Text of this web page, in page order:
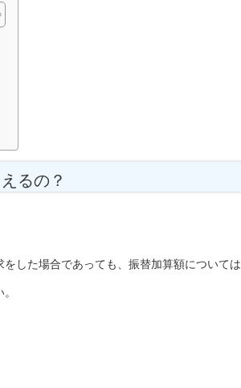
るの？
した場合であっても、振替加算額について